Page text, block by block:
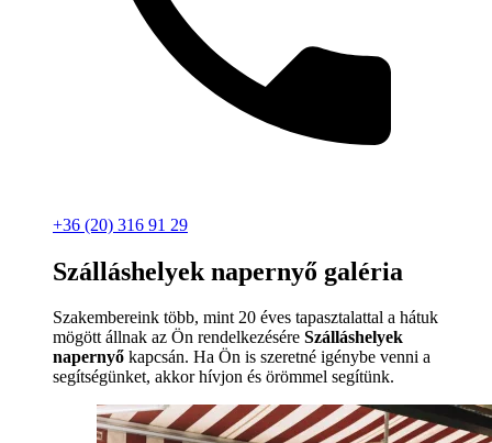
+36 (20) 316 91 29
Szálláshelyek napernyő galéria
Szakembereink több, mint 20 éves tapasztalattal a hátuk
mögött állnak az Ön rendelkezésére Szálláshelyek
napernyő kapcsán. Ha Ön is szeretné igénybe venni a
segítségünket, akkor hívjon és örömmel segítünk.